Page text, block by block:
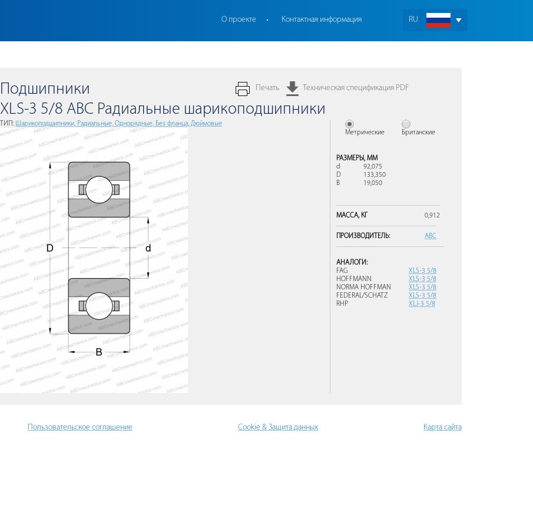
RU
О проекте Контактная информация
Печать Техническая спецификация PDF
Подшипники
XLS-3 5/8 ABC Радиальные шарикоподшипники
ТИП: Шарикоподшипники, Радиальные, Однорядные, Без фланца, Дюймовые
Метрические
Британские
РАЗМЕРЫ, ММ
d
92,075
D
133,350
B
19,050
МАССА, КГ 0,912
ПРОИЗВОДИТЕЛЬ: ABC
АНАЛОГИ:
FAG
XLS-3 5/8
HOFFMANN
XLS-3 5/8
NORMA HOFFMAN
XLS-3 5/8
FEDERAL/SCHATZ
XLS-3 5/8
RHP
XLJ-3 5/8
Пользовательское соглашение Cookie & Защита данных Карта сайта